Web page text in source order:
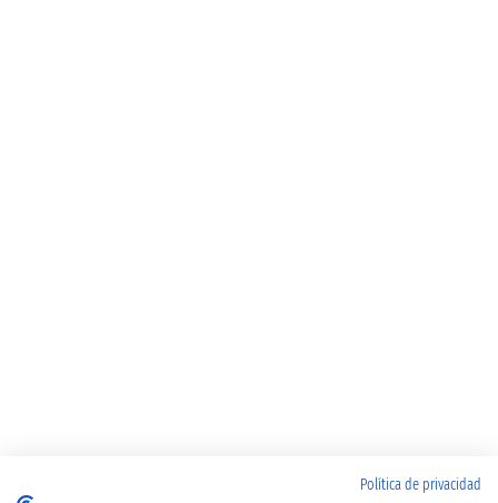
Política de privacidad